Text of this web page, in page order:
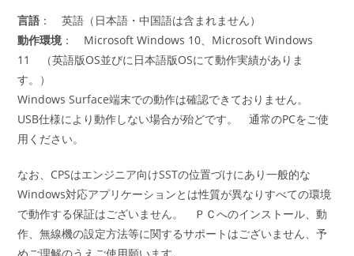
言語 ： 英語（日本語・中国語は含まれません）
動作環境 ： Microsoft Windows 10、Microsoft Windows
11 （英語版OS並びに日本語版OSにて動作実績がありま
す。）
Windows Surface端末での動作は確認できておりません。
USB仕様により動作しない場合が殆どです。 通常のPCをご使
用ください。
なお、CPSはエンジニア向けSSTの位置づけにあり一般的な
Windows対応アプリケーションとは性質が異なりすべての環境
で動作する保証はございません。 ＰＣへのインストール、動
作、無線機の設定方法等に関するサポートはございません、予